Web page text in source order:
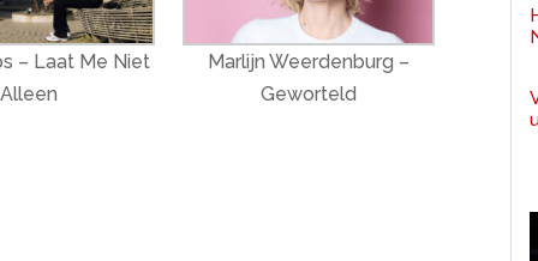
– Laat Me Niet
Alleen
Marlijn Weerdenburg –
Geworteld